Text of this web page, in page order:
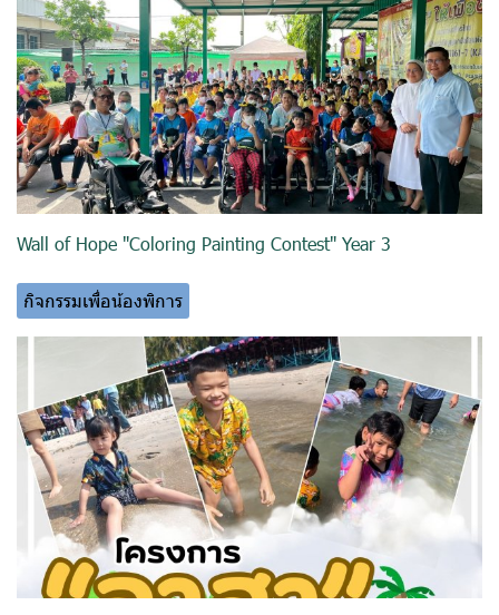
Wall of Hope "Coloring Painting Contest" Year 3
กิจกรรมเพื่อน้องพิการ